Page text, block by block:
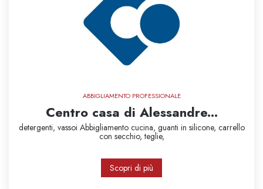
ABBIGLIAMENTO PROFESSIONALE
Centro casa di Alessandre...
detergenti, vassoi Abbigliamento cucina, guanti in silicone, carrello
con secchio,teglie,
Scopri di più